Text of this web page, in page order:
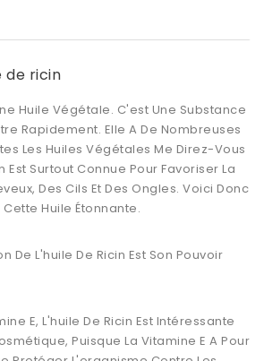
de ricin
Huile Végétale. C'est Une Substance
Rapidement. Elle A De Nombreuses
Les Huiles Végétales Me Direz-Vous
Est Surtout Connue Pour Favoriser La
Des Cils Et Des Ongles. Voici Donc
Huile Étonnante.
De L'huile De Ricin Est Son Pouvoir
E, L'huile De Ricin Est Intéressante
Puisque La Vitamine E A Pour